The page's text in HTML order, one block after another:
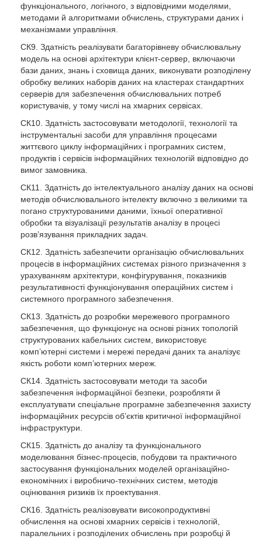
функціонального, логічного, з відповідними моделями,
методами й алгоритмами обчислень, структурами даних і
механізмами управління.
СК9. Здатність реалізувати багаторівневу обчислювальну
модель на основі архітектури клієнт-сервер, включаючи
бази даних, знань і сховища даних, виконувати розподілену
обробку великих наборів даних на кластерах стандартних
серверів для забезпечення обчислювальних потреб
користувачів, у тому числі на хмарних сервісах.
СК10. Здатність застосовувати методології, технології та
інструментальні засоби для управління процесами
життєвого циклу інформаційних і програмних систем,
продуктів і сервісів інформаційних технологій відповідно до
вимог замовника.
СК11. Здатність до інтелектуального аналізу даних на основі
методів обчислювального інтелекту включно з великими та
погано структурованими даними, їхньої оперативної
обробки та візуалізації результатів аналізу в процесі
розв’язування прикладних задач.
СК12. Здатність забезпечити організацію обчислювальних
процесів в інформаційних системах різного призначення з
урахуванням архітектури, конфігурування, показників
результативності функціонування операційних систем і
системного програмного забезпечення.
СК13. Здатність до розробки мережевого програмного
забезпечення, що функціонує на основі різних топологій
структурованих кабельних систем, використовує
комп’ютерні системи і мережі передачі даних та аналізує
якість роботи комп’ютерних мереж.
СК14. Здатність застосовувати методи та засоби
забезпечення інформаційної безпеки, розробляти й
експлуатувати спеціальне програмне забезпечення захисту
інформаційних ресурсів об’єктів критичної інформаційної
інфраструктури.
СК15. Здатність до аналізу та функціонального
моделювання бізнес-процесів, побудови та практичного
застосування функціональних моделей організаційно-
економічних і виробничо-технічних систем, методів
оцінювання ризиків їх проектування.
СК16. Здатність реалізовувати високопродуктивні
обчислення на основі хмарних сервісів і технологій,
паралельних і розподілених обчислень при розробці й